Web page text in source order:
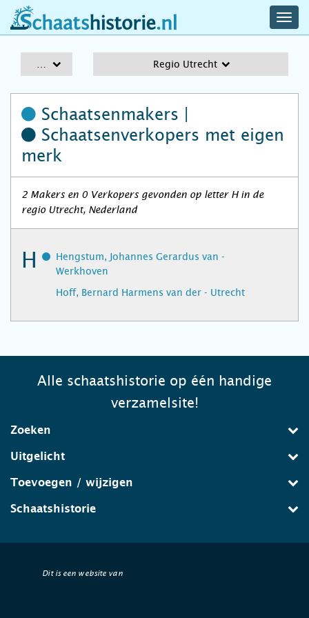
schaatshistorie.nl
Regio Utrecht
Schaatsenmakers |
Schaatsenverkopers met eigen
merk
2 Makers en 0 Verkopers gevonden op letter H in de
regio Utrecht, Nederland
H
Hengstum, Johannes Gerardus van -
Werkhoven
Hoff, Bernard Harmens van der - Utrecht
Alle schaatshistorie op één handige
verzamelsite!
Zoeken
Uitgelicht
Toevoegen / wijzigen
Schaatshistorie
Dit is een website van